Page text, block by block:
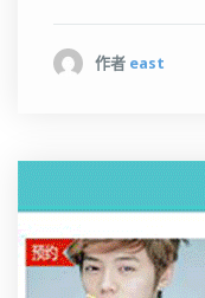
作者 east